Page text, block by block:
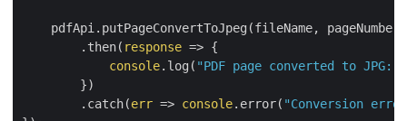
pdfApi.putPageConvertToJpeg(fileName,
        .then(
response => {
console.log( "PDF page converted to JPG:"
        })
        .catch(
err => console.error( "Conversion